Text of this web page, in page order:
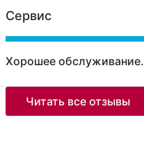
Сервис
Хорошее обслуживание.
Читать все отзывы